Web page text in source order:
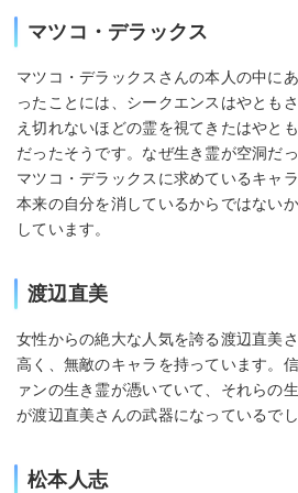
マツコ・デラックス
マツコ・デラックスさんの本人の中に
ったことには、シークエンスはやとも
え切れないほどの霊を視てきたはやと
だったそうです。なぜ生き霊が空洞だ
マツコ・デラックスに求めているキャ
本来の自分を消しているからではない
しています。
渡辺直美
女性からの絶大な人気を誇る渡辺直美
高く、無敵のキャラを持っています。
ァンの生き霊が憑いていて、それらの
が渡辺直美さんの武器になっているでし
松本人志